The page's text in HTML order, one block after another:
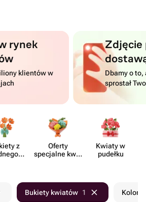
rynek
klientów w
Dbamy o to,
sprostał
z
Oferty
specjalne kwia​
Kwiaty w
pudełku
Bukiety kwiatów 1 Kolor